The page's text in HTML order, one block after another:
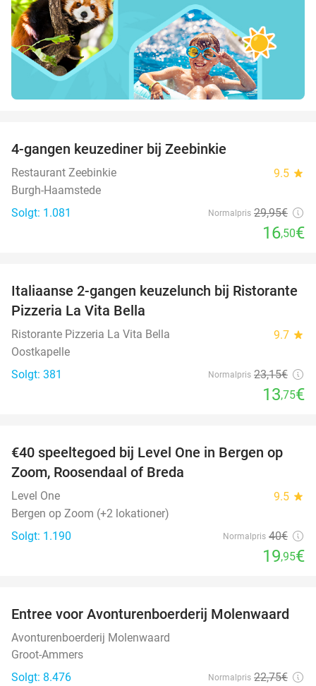
4-gangen keuzediner bij Zeebinkie
Restaurant Zeebinkie 9.5 star
Burgh-Haamstede
Solgt: 1.081
Normalpris 29,95€
16,50€
41%
Italiaanse 2-gangen keuzelunch bij Ristorante
Pizzeria La Vita Bella
Ristorante Pizzeria La Vita Bella 9.7 star
Oostkapelle
Solgt: 381
Normalpris 23,15€
13,75€
50%
€40 speeltegoed bij Level One in Bergen op
Zoom, Roosendaal of Breda
Level One 9.5 star
Bergen op Zoom (+2 lokationer)
Solgt: 1.190
Normalpris 40€
19,95€
27%
Entree voor Avonturenboerderij Molenwaard
Avonturenboerderij Molenwaard
Groot-Ammers
Solgt: 8.476
Normalpris 22,75€